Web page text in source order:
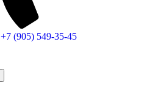
+7 (905) 549-35-45